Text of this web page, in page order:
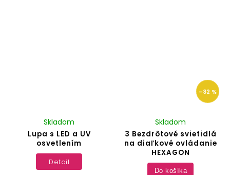
Lupa s LED a UV
osvetlením
Skladom
Detail
–32 %
3 Bezdrôtové svietidlá
na diaľkové ovládanie
HEXAGON
Skladom
Do košíka